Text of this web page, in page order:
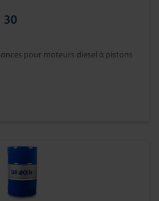
30
pour moteurs diesel à pistons